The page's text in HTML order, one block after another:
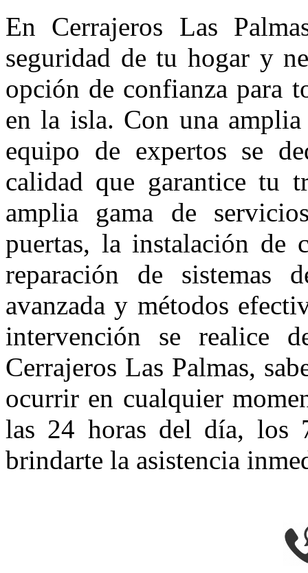
En Cerrajeros Las
seguridad de tu hogar y
opción de confianza para
en la isla. Con una
equipo de expertos se
calidad que garantice tu
amplia gama de
puertas, la instalación de
reparación de sistemas
avanzada y métodos
intervención se realice
Cerrajeros Las Palmas,
ocurrir en cualquier
las 24 horas del día, los
brindarte la asistencia